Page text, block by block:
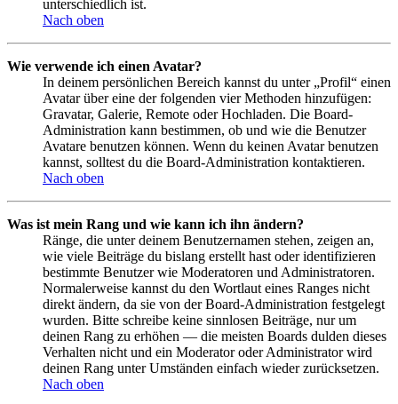
unterschiedlich ist.
Nach oben
Wie verwende ich einen Avatar?
In deinem persönlichen Bereich kannst du unter „Profil“ einen
Avatar über eine der folgenden vier Methoden hinzufügen:
Gravatar, Galerie, Remote oder Hochladen. Die Board-
Administration kann bestimmen, ob und wie die Benutzer
Avatare benutzen können. Wenn du keinen Avatar benutzen
kannst, solltest du die Board-Administration kontaktieren.
Nach oben
Was ist mein Rang und wie kann ich ihn ändern?
Ränge, die unter deinem Benutzernamen stehen, zeigen an,
wie viele Beiträge du bislang erstellt hast oder identifizieren
bestimmte Benutzer wie Moderatoren und Administratoren.
Normalerweise kannst du den Wortlaut eines Ranges nicht
direkt ändern, da sie von der Board-Administration festgelegt
wurden. Bitte schreibe keine sinnlosen Beiträge, nur um
deinen Rang zu erhöhen — die meisten Boards dulden dieses
Verhalten nicht und ein Moderator oder Administrator wird
deinen Rang unter Umständen einfach wieder zurücksetzen.
Nach oben